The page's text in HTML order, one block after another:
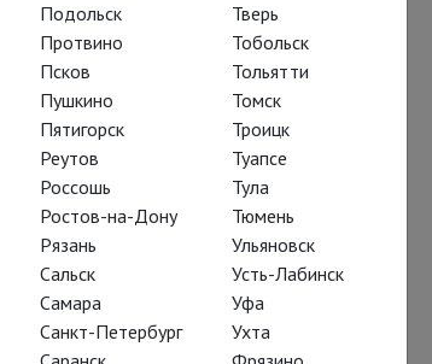
Подольск
Протвино
Псков
Пушкино
Пятигорск
Реутов
Россошь
Ростов-на-Дону
Рязань
Сальск
Самара
Санкт-Петербург
Тверь
Тобольск
Тольятти
Томск
Троицк
Туапсе
Тула
Тюмень
Ульяновск
Усть-Лабинск
Уфа
Ухта